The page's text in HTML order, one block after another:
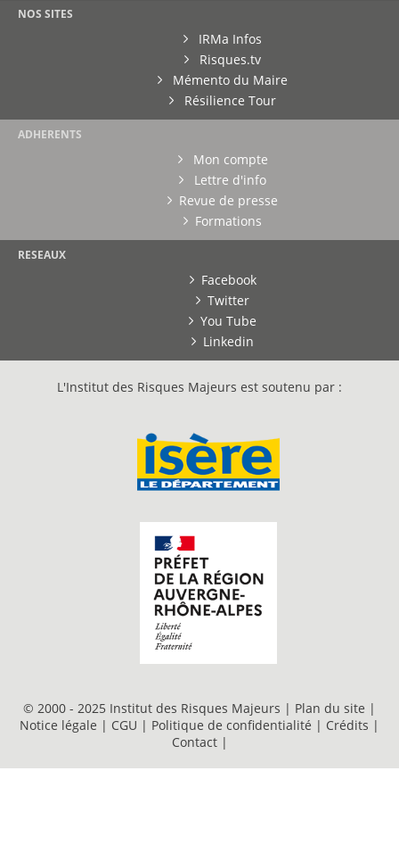
NOS SITES
IRMa Infos
Risques.tv
Mémento du Maire
Résilience Tour
ADHERENTS
Mon compte
Lettre d'info
Revue de presse
Formations
RESEAUX
Facebook
Twitter
You Tube
Linkedin
L'Institut des Risques Majeurs est soutenu par :
© 2000 - 2025 Institut des Risques Majeurs | Plan du site |
Notice légale | CGU | Politique de confidentialité | Crédits |
Contact |